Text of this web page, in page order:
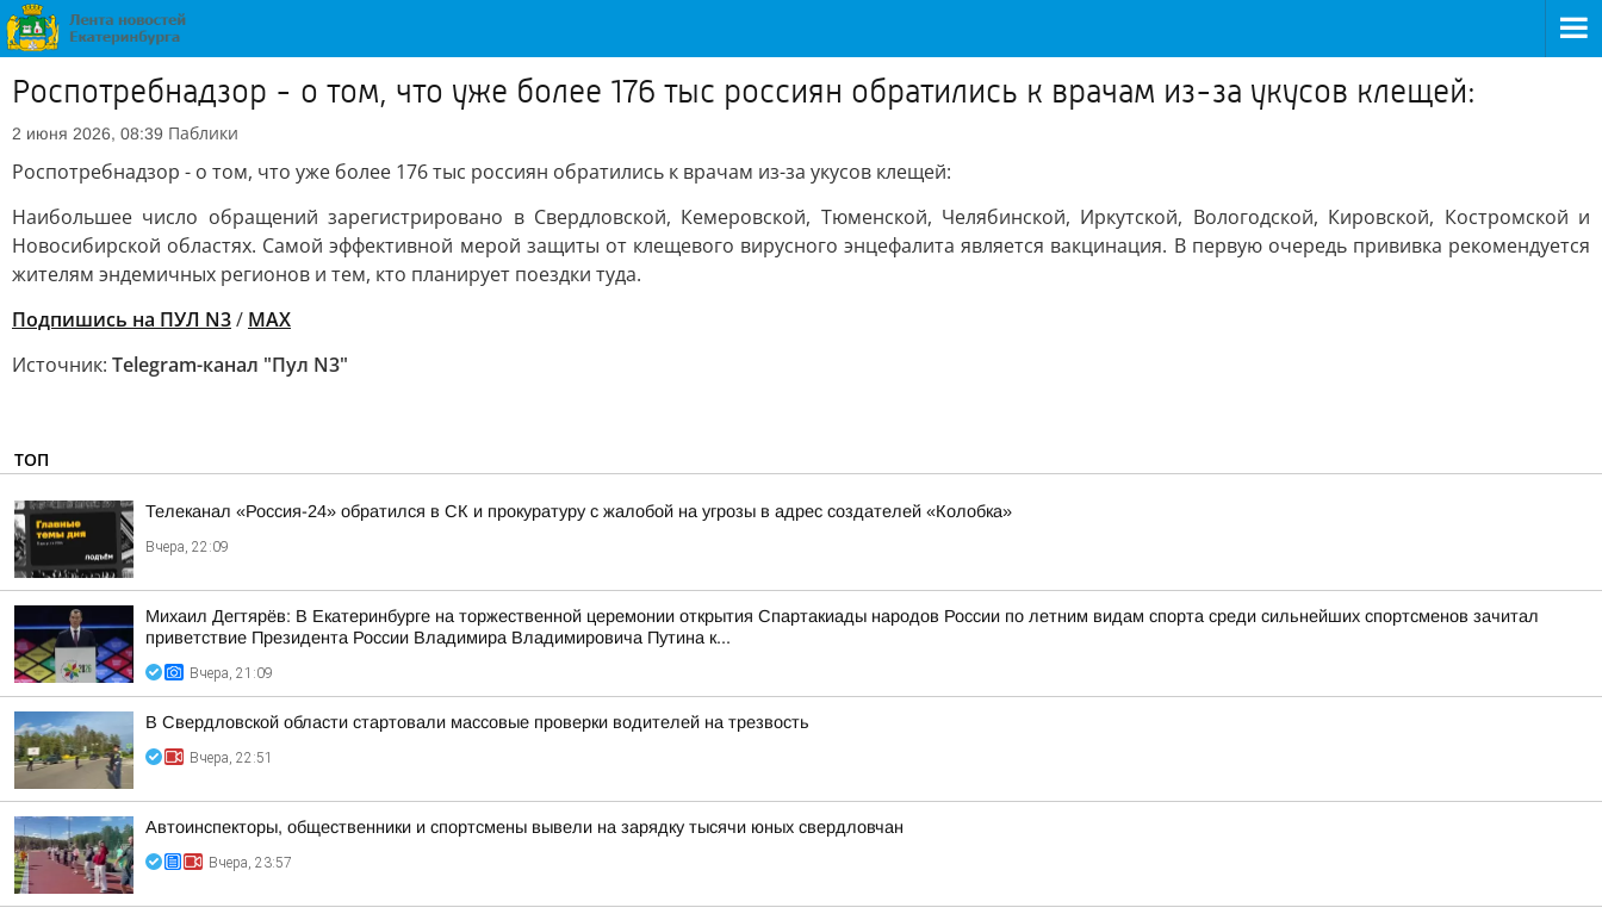
Роспотребнадзор - о том, что уже более 176 тыс россиян обратились к врачам из-за укусов клещей:
2 июня 2026, 08:39 Паблики
Роспотребнадзор - о том, что уже более 176 тыс россиян обратились к врачам из-за укусов клещей:
Наибольшее число обращений зарегистрировано в Свердловской, Кемеровской, Тюменской, Челябинской, Иркутской, Вологодской, Кировской, Костромской и
Новосибирской областях. Самой эффективной мерой защиты от клещевого вирусного энцефалита является вакцинация. В первую очередь прививка рекомендуется
жителям эндемичных регионов и тем, кто планирует поездки туда.
Подпишись на ПУЛ N3/ MAX
Источник: Telegram-канал "Пул N3"
ТОП
Телеканал «Россия-24» обратился в СК и прокуратуру с жалобой на угрозы в адрес создателей «Колобка»
Вчера, 22:09
Михаил Дегтярёв: В Екатеринбурге на торжественной церемонии открытия Спартакиады народов России по летним видам спорта среди сильнейших спортсменов зачитал
приветствие Президента России Владимира Владимировича Путина к...
Вчера, 21:09
В Свердловской области стартовали массовые проверки водителей на трезвость
Вчера, 22:51
Автоинспекторы, общественники и спортсмены вывели на зарядку тысячи юных свердловчан
Вчера, 23:57